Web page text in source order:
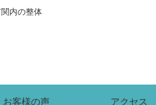
内の整体
お客様の声 アクセス